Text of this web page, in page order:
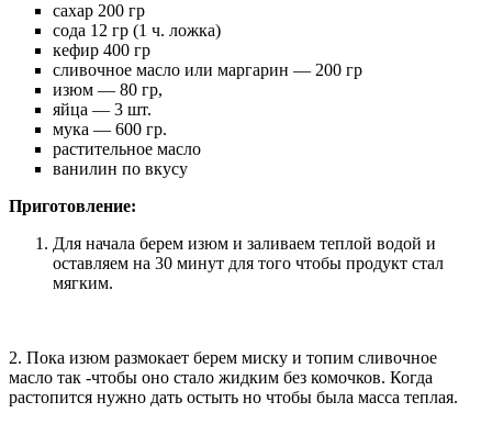
сахар 200 гр
сода 12 гр (1 ч. ложка)
кефир 400 гр
сливочное масло или маргарин — 200 гр
изюм — 80 гр,
яйца — 3 шт.
мука — 600 гр.
растительное масло
ванилин по вкусу
Приготовление:
Для начала берем изюм и заливаем теплой водой и
оставляем на 30 минут для того чтобы продукт стал
мягким.
2. Пока изюм размокает берем миску и топим сливочное
масло так -чтобы оно стало жидким без комочков. Когда
растопится нужно дать остыть но чтобы была масса теплая.